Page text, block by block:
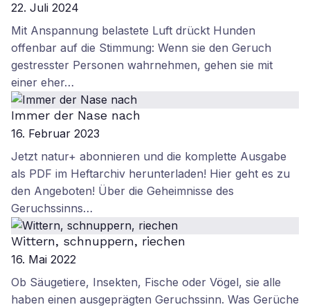
22. Juli 2024
Mit Anspannung belastete Luft drückt Hunden
offenbar auf die Stimmung: Wenn sie den Geruch
gestresster Personen wahrnehmen, gehen sie mit
einer eher…
Immer der Nase nach
16. Februar 2023
Jetzt natur+ abonnieren und die komplette Ausgabe
als PDF im Heftarchiv herunterladen! Hier geht es zu
den Angeboten! Über die Geheimnisse des
Geruchssinns…
Wittern, schnuppern, riechen
16. Mai 2022
Ob Säugetiere, Insekten, Fische oder Vögel, sie alle
haben einen ausgeprägten Geruchssinn. Was Gerüche